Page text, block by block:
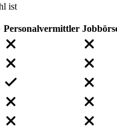
ist
Personalvermittler